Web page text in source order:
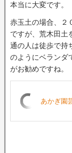
本当に大変です。
赤玉土の場合、２
ですが、荒木田土
通の人は徒歩で持
のようにベランダ
がお勧めですね。
あかぎ園